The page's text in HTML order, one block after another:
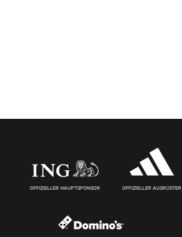
OFFIZIELLER HAUPTSPONSOR OFFIZIELLER AUSRÜSTER